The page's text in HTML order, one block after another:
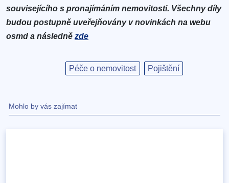
souvisejícího s pronajímáním nemovitosti. Všechny díly
budou postupně uveřejňovány v novinkách na webu
osmd a následně zde
Péče o nemovitost Pojištění
Mohlo by vás zajímat